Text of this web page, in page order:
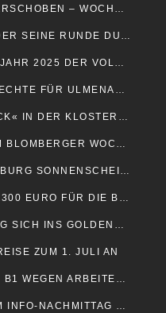
BÜRGERFRÜHSTÜCK WIRD VERSCHOBEN – WOCHENMARKT FINDET STATT
NACHTWÄCHTER DREHT WIEDER SEINE RUNDE DURCH BLOMBERG
ERFOLGREICHES GESCHÄFTSJAHR 2025 DER VOLKSBANK OSTLIPPE EG
SYNFLEX ERWIRBT NAMENSRECHTE FÜR ULMENALLEE-SPORTHALLE
KONZERT »ORGEL MEETS ROCK« IN DER KLOSTERKIRCHE
BÜRGERFRÜHSTÜCK AUF DEM BLOMBERGER WOCHENMARKT
30 JAHRE JOHANNITER-KITA »BURG SONNENSCHEIN«
OWL-SPORTSTUDIO BRINGT 7.300 EURO FÜR DIE BÜRGERSTIFTUNG
SPIELMANNSZUG ISTRUP TRUG SICH INS GOLDENE BUCH EIN
ZUM 1. JULI AN
KURZZEITIGE SPERRUNG DER B1 WEGEN ARBEITEN AN ROHRMASTEN
JOHANNITER LADEN ZU EINEM INFO-NACHMITTAG EIN